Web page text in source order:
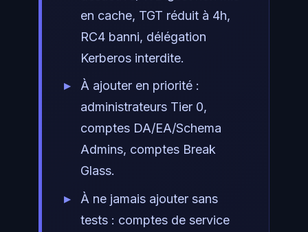
en cache, TGT réduit à 4h,
RC4 banni, délégation
Kerberos interdite.
À ajouter en priorité :
administrateurs Tier 0,
comptes DA/EA/Schema
Admins, comptes Break
Glass.
À ne jamais ajouter sans
tests : comptes de service